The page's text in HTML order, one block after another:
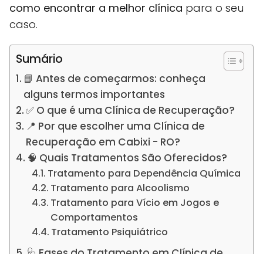
como encontrar a melhor clínica para o seu
caso.
Sumário
📘 Antes de começarmos: conheça
alguns termos importantes
✅ O que é uma Clínica de Recuperação?
📍 Por que escolher uma Clínica de
Recuperação em Cabixi - RO?
🧠 Quais Tratamentos São Oferecidos?
Tratamento para Dependência Química
Tratamento para Alcoolismo
Tratamento para Vício em Jogos e
Comportamentos
Tratamento Psiquiátrico